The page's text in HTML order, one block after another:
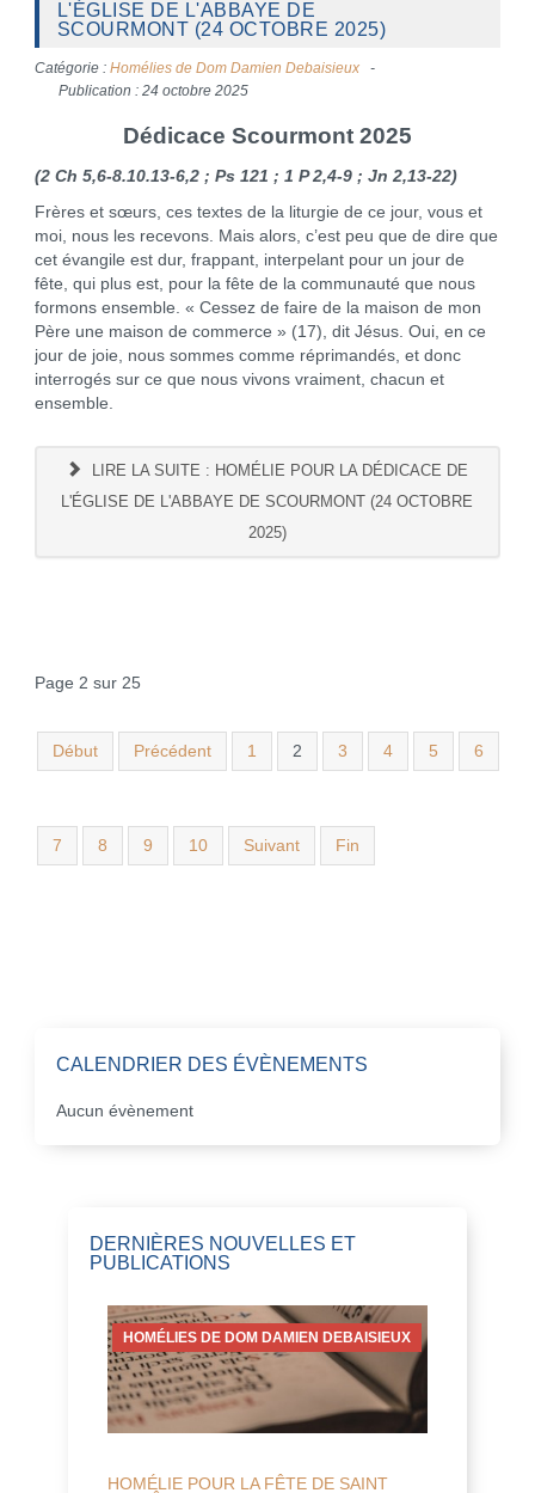
L'ÉGLISE DE L'ABBAYE DE
SCOURMONT (24 OCTOBRE 2025)
Catégorie : Homélies de Dom Damien Debaisieux
Publication : 24 octobre 2025
Dédicace Scourmont 2025
(2 Ch 5,6-8.10.13-6,2 ; Ps 121 ; 1 P 2,4-9 ; Jn 2,13-22)
Frères et sœurs, ces textes de la liturgie de ce jour, vous et
moi, nous les recevons. Mais alors, c’est peu que de dire que
cet évangile est dur, frappant, interpelant pour un jour de
fête, qui plus est, pour la fête de la communauté que nous
formons ensemble. « Cessez de faire de la maison de mon
Père une maison de commerce » (17), dit Jésus. Oui, en ce
jour de joie, nous sommes comme réprimandés, et donc
interrogés sur ce que nous vivons vraiment, chacun et
ensemble.
LIRE LA SUITE : HOMÉLIE POUR LA DÉDICACE DE
L'ÉGLISE DE L'ABBAYE DE SCOURMONT (24 OCTOBRE
2025)
Page 2 sur 25
Début Précédent 1 2 3 4 5 6
7 8 9 10 Suivant Fin
CALENDRIER DES ÉVÈNEMENTS
Aucun évènement
DERNIÈRES NOUVELLES ET
PUBLICATIONS
HOMÉLIES DE DOM DAMIEN DEBAISIEUX
HOMÉLIE POUR LA FÊTE DE SAINT